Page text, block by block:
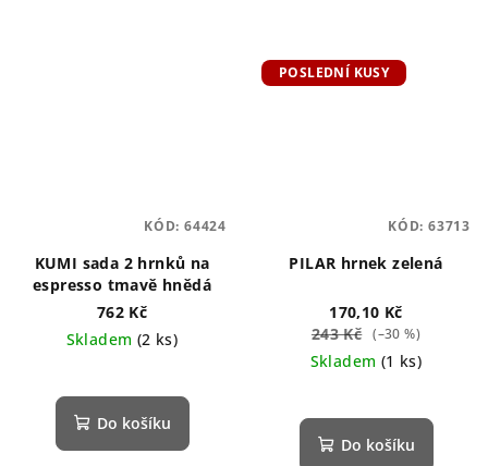
KUMI sada 2 hrnků na
espresso tmavě hnědá
762 Kč
Skladem (2 ks)
Do košíku
KÓD: 64424
POSLEDNÍ KUSY
PILAR hrnek zelená
170,10 Kč
243 Kč (–30 %)
Skladem (1 ks)
Do košíku
KÓD: 63713